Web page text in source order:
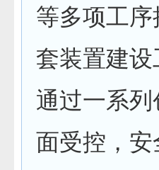
等多项工
套装置建设
通过一系
面受控，